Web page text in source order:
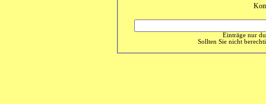
Einträge nur
Sollten Sie nicht